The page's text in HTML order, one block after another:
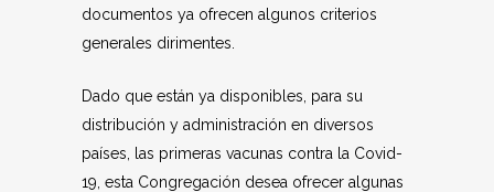
documentos ya ofrecen algunos criterios
generales dirimentes.
Dado que están ya disponibles, para su
distribución y administración en diversos
países, las primeras vacunas contra la Covid-
19, esta Congregación desea ofrecer algunas